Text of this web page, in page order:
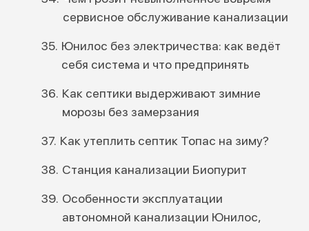
сервисное обслуживание канализации
Юнилос без электричества: как ведёт
себя система и что предпринять
Как септики выдерживают зимние
морозы без замерзания
Как утеплить септик Топас на зиму?
Станция канализации Биопурит
Особенности эксплуатации
автономной канализации Юнилос,